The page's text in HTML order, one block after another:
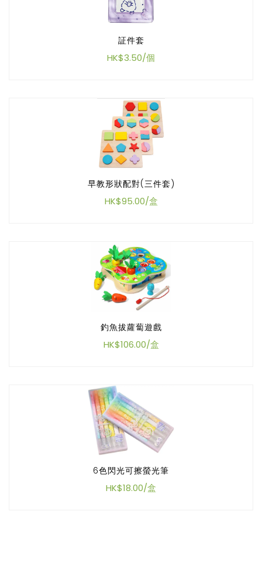
証件套
HK$3.50/個
早教形狀配對(三件套)
HK$95.00/盒
釣魚拔蘿蔔遊戲
HK$106.00/盒
6色閃光可擦螢光筆
HK$18.00/盒